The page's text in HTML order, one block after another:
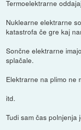
Termoelektrarne
Nuklearne elektrarne
katastrofa če gre kaj
Sončne elektrarne
splačale.
Elektrarne na plimo ne
itd.
Tudi sam čas polnjenja